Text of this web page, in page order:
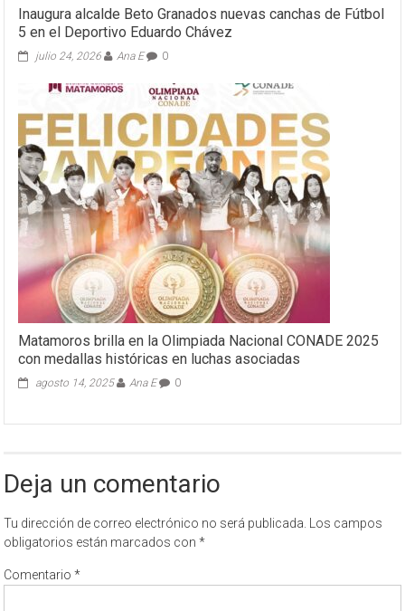
Inaugura alcalde Beto Granados nuevas canchas de Fútbol
5 en el Deportivo Eduardo Chávez
julio 24, 2026 Ana E 0
Matamoros brilla en la Olimpiada Nacional CONADE 2025
con medallas históricas en luchas asociadas
agosto 14, 2025 Ana E 0
Deja un comentario
Tu dirección de correo electrónico no será publicada.
Los campos
obligatorios están marcados con*
Comentario*